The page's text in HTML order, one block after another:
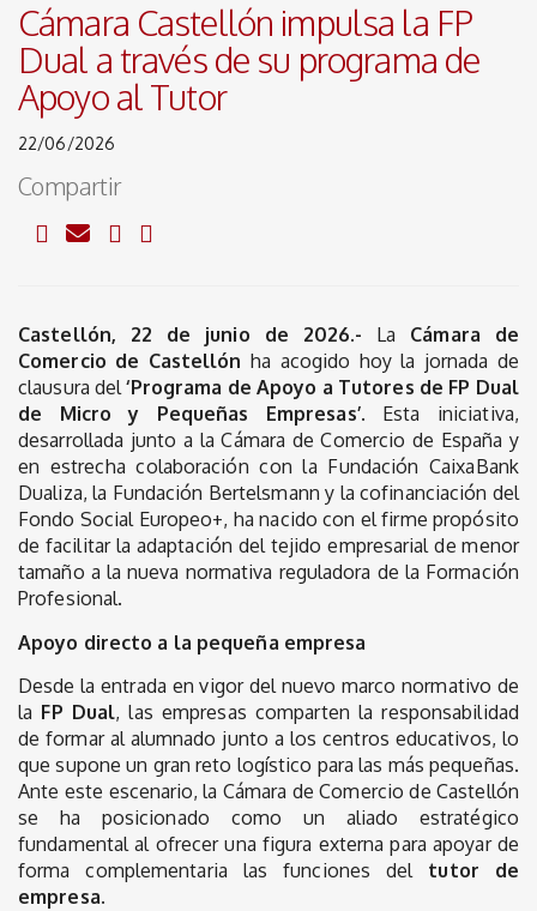
Cámara Castellón impulsa la FP
Dual a través de su programa de
Apoyo al Tutor
22/06/2026
Compartir
Castellón, 22 de junio de 2026.- La Cámara de
Comercio de Castellón ha acogido hoy la jornada de
clausura del‘Programa de Apoyo a Tutores de FP Dual
de Micro y Pequeñas Empresas’. Esta iniciativa,
desarrollada junto a la Cámara de Comercio de España y
en estrecha colaboración con la Fundación CaixaBank
Dualiza, la Fundación Bertelsmann y la cofinanciación del
Fondo Social Europeo+, ha nacido con el firme propósito
de facilitar la adaptación del tejido empresarial de menor
tamaño a la nueva normativa reguladora de la Formación
Profesional.
Apoyo directo a la pequeña empresa
Desde la entrada en vigor del nuevo marco normativo de
la FP Dual, las empresas comparten la responsabilidad
de formar al alumnado junto a los centros educativos, lo
que supone un gran reto logístico para las más pequeñas.
Ante este escenario, la Cámara de Comercio de Castellón
se ha posicionado como un aliado estratégico
fundamental al ofrecer una figura externa para apoyar de
forma complementaria las funciones del tutor de
empresa.